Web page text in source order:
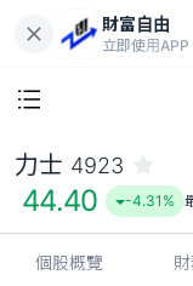
財富自由
立即使用APP
力士 4923
44.40 -4.31%
個股概覽